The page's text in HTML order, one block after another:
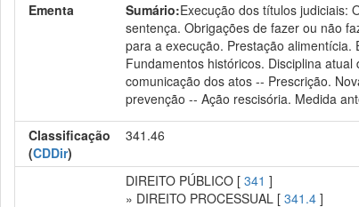
Ementa
Sumário:Execução dos títulos judiciais:
sentença. Obrigações de fazer ou não
para a execução. Prestação
Fundamentos históricos. Disciplina
comunicação dos atos -- Prescrição.
prevenção -- Ação rescisória. Medida
Classificação
(CDDir)
341.46
DIREITO PÚBLICO [341 ]
» DIREITO PROCESSUAL [341.4 ]